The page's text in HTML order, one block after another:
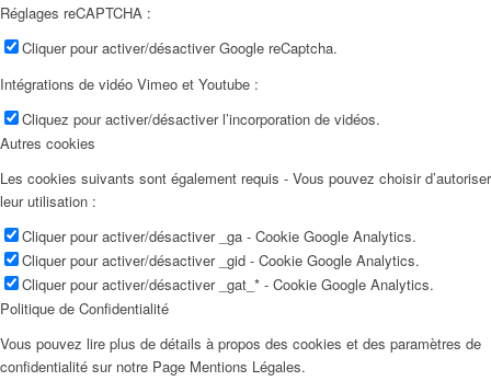
Réglages reCAPTCHA :
Cliquer pour activer/désactiver Google reCaptcha.
Intégrations de vidéo Vimeo et Youtube :
Cliquez pour activer/désactiver l’incorporation de vidéos.
Autres cookies
Les cookies suivants sont également requis - Vous pouvez choisir d’autoriser
leur utilisation :
Cliquer pour activer/désactiver _ga - Cookie Google Analytics.
Cliquer pour activer/désactiver _gid - Cookie Google Analytics.
Cliquer pour activer/désactiver _gat_* - Cookie Google Analytics.
Politique de Confidentialité
Vous pouvez lire plus de détails à propos des cookies et des paramètres de
confidentialité sur notre Page Mentions Légales.